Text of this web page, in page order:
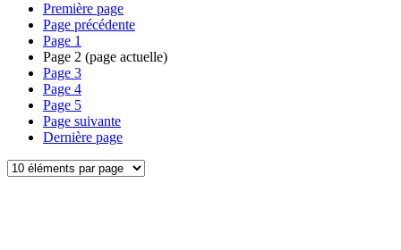
Première page
Page précédente
Page 1
Page 2 (page actuelle)
Page 3
Page 4
Page 5
Page suivante
Dernière page